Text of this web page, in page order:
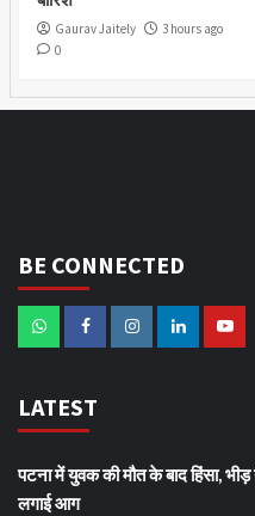
Gaurav Jaitely
3 hours ago
0
BE CONNECTED
LATEST
पटना में युवक की मौत के बाद हिंसा,
लगाई आग